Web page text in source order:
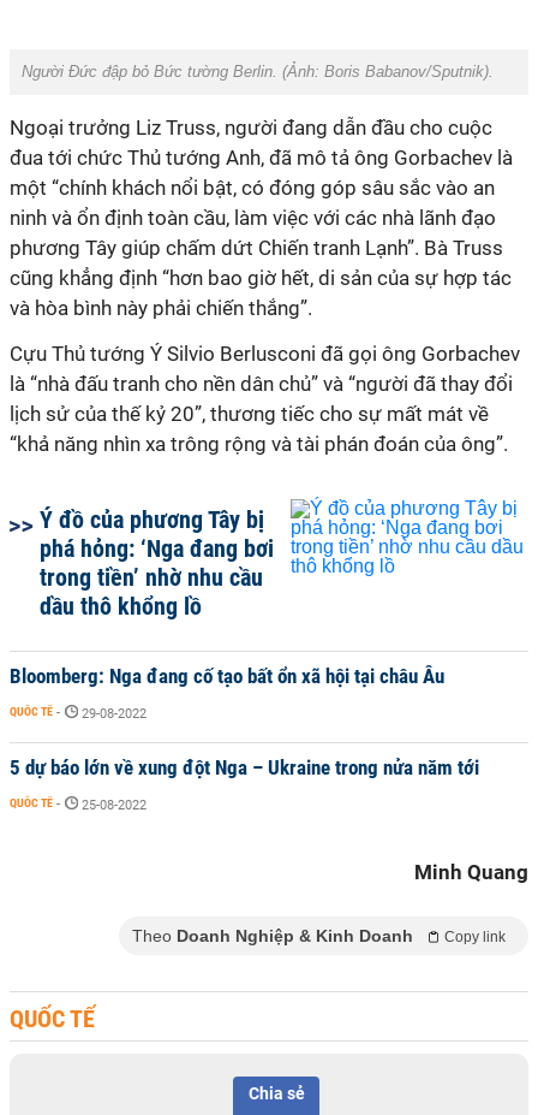
Người Đức đập bỏ Bức tường Berlin. (Ảnh: Boris Babanov/Sputnik).
Ngoại trưởng Liz Truss, người đang dẫn đầu cho cuộc
đua tới chức Thủ tướng Anh, đã mô tả ông Gorbachev là
một “chính khách nổi bật, có đóng góp sâu sắc vào an
ninh và ổn định toàn cầu, làm việc với các nhà lãnh đạo
phương Tây giúp chấm dứt Chiến tranh Lạnh”. Bà Truss
cũng khẳng định “hơn bao giờ hết, di sản của sự hợp tác
và hòa bình này phải chiến thắng”.
Cựu Thủ tướng Ý Silvio Berlusconi đã gọi ông Gorbachev
là “nhà đấu tranh cho nền dân chủ” và “người đã thay đổi
lịch sử của thế kỷ 20”, thương tiếc cho sự mất mát về
“khả năng nhìn xa trông rộng và tài phán đoán của ông”.
Ý đồ của phương Tây bị
phá hỏng: ‘Nga đang bơi
trong tiền’ nhờ nhu cầu
dầu thô khổng lồ
Bloomberg: Nga đang cố tạo bất ổn xã hội tại châu Âu
QUỐC TẾ - 29-08-2022
5 dự báo lớn về xung đột Nga – Ukraine trong nửa năm tới
QUỐC TẾ - 25-08-2022
Minh Quang
Theo Doanh Nghiệp & Kinh Doanh Copy link
QUỐC TẾ
Chia sẻ